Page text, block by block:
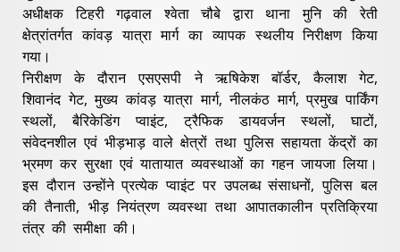
अधीक्षक टिहरी गढ़वाल श्वेता चौबे द्वारा थाना मुनि की रेती
क्षेत्रांतर्गत कांवड़ यात्रा मार्ग का व्यापक स्थलीय निरीक्षण किया
गया।
निरीक्षण के दौरान एसएसपी ने ऋषिकेश बॉर्डर, कैलाश गेट,
शिवानंद गेट, मुख्य कांवड़ यात्रा मार्ग, नीलकंठ मार्ग, प्रमुख पार्किंग
स्थलों, बैरिकेडिंग प्वाइंट, ट्रैफिक डायवर्जन स्थलों, घाटों,
संवेदनशील एवं भीड़भाड़ वाले क्षेत्रों तथा पुलिस सहायता केंद्रों का
भ्रमण कर सुरक्षा एवं यातायात व्यवस्थाओं का गहन जायजा लिया।
इस दौरान उन्होंने प्रत्येक प्वाइंट पर उपलब्ध संसाधनों, पुलिस बल
की तैनाती, भीड़ नियंत्रण व्यवस्था तथा आपातकालीन प्रतिक्रिया
तंत्र की समीक्षा की।